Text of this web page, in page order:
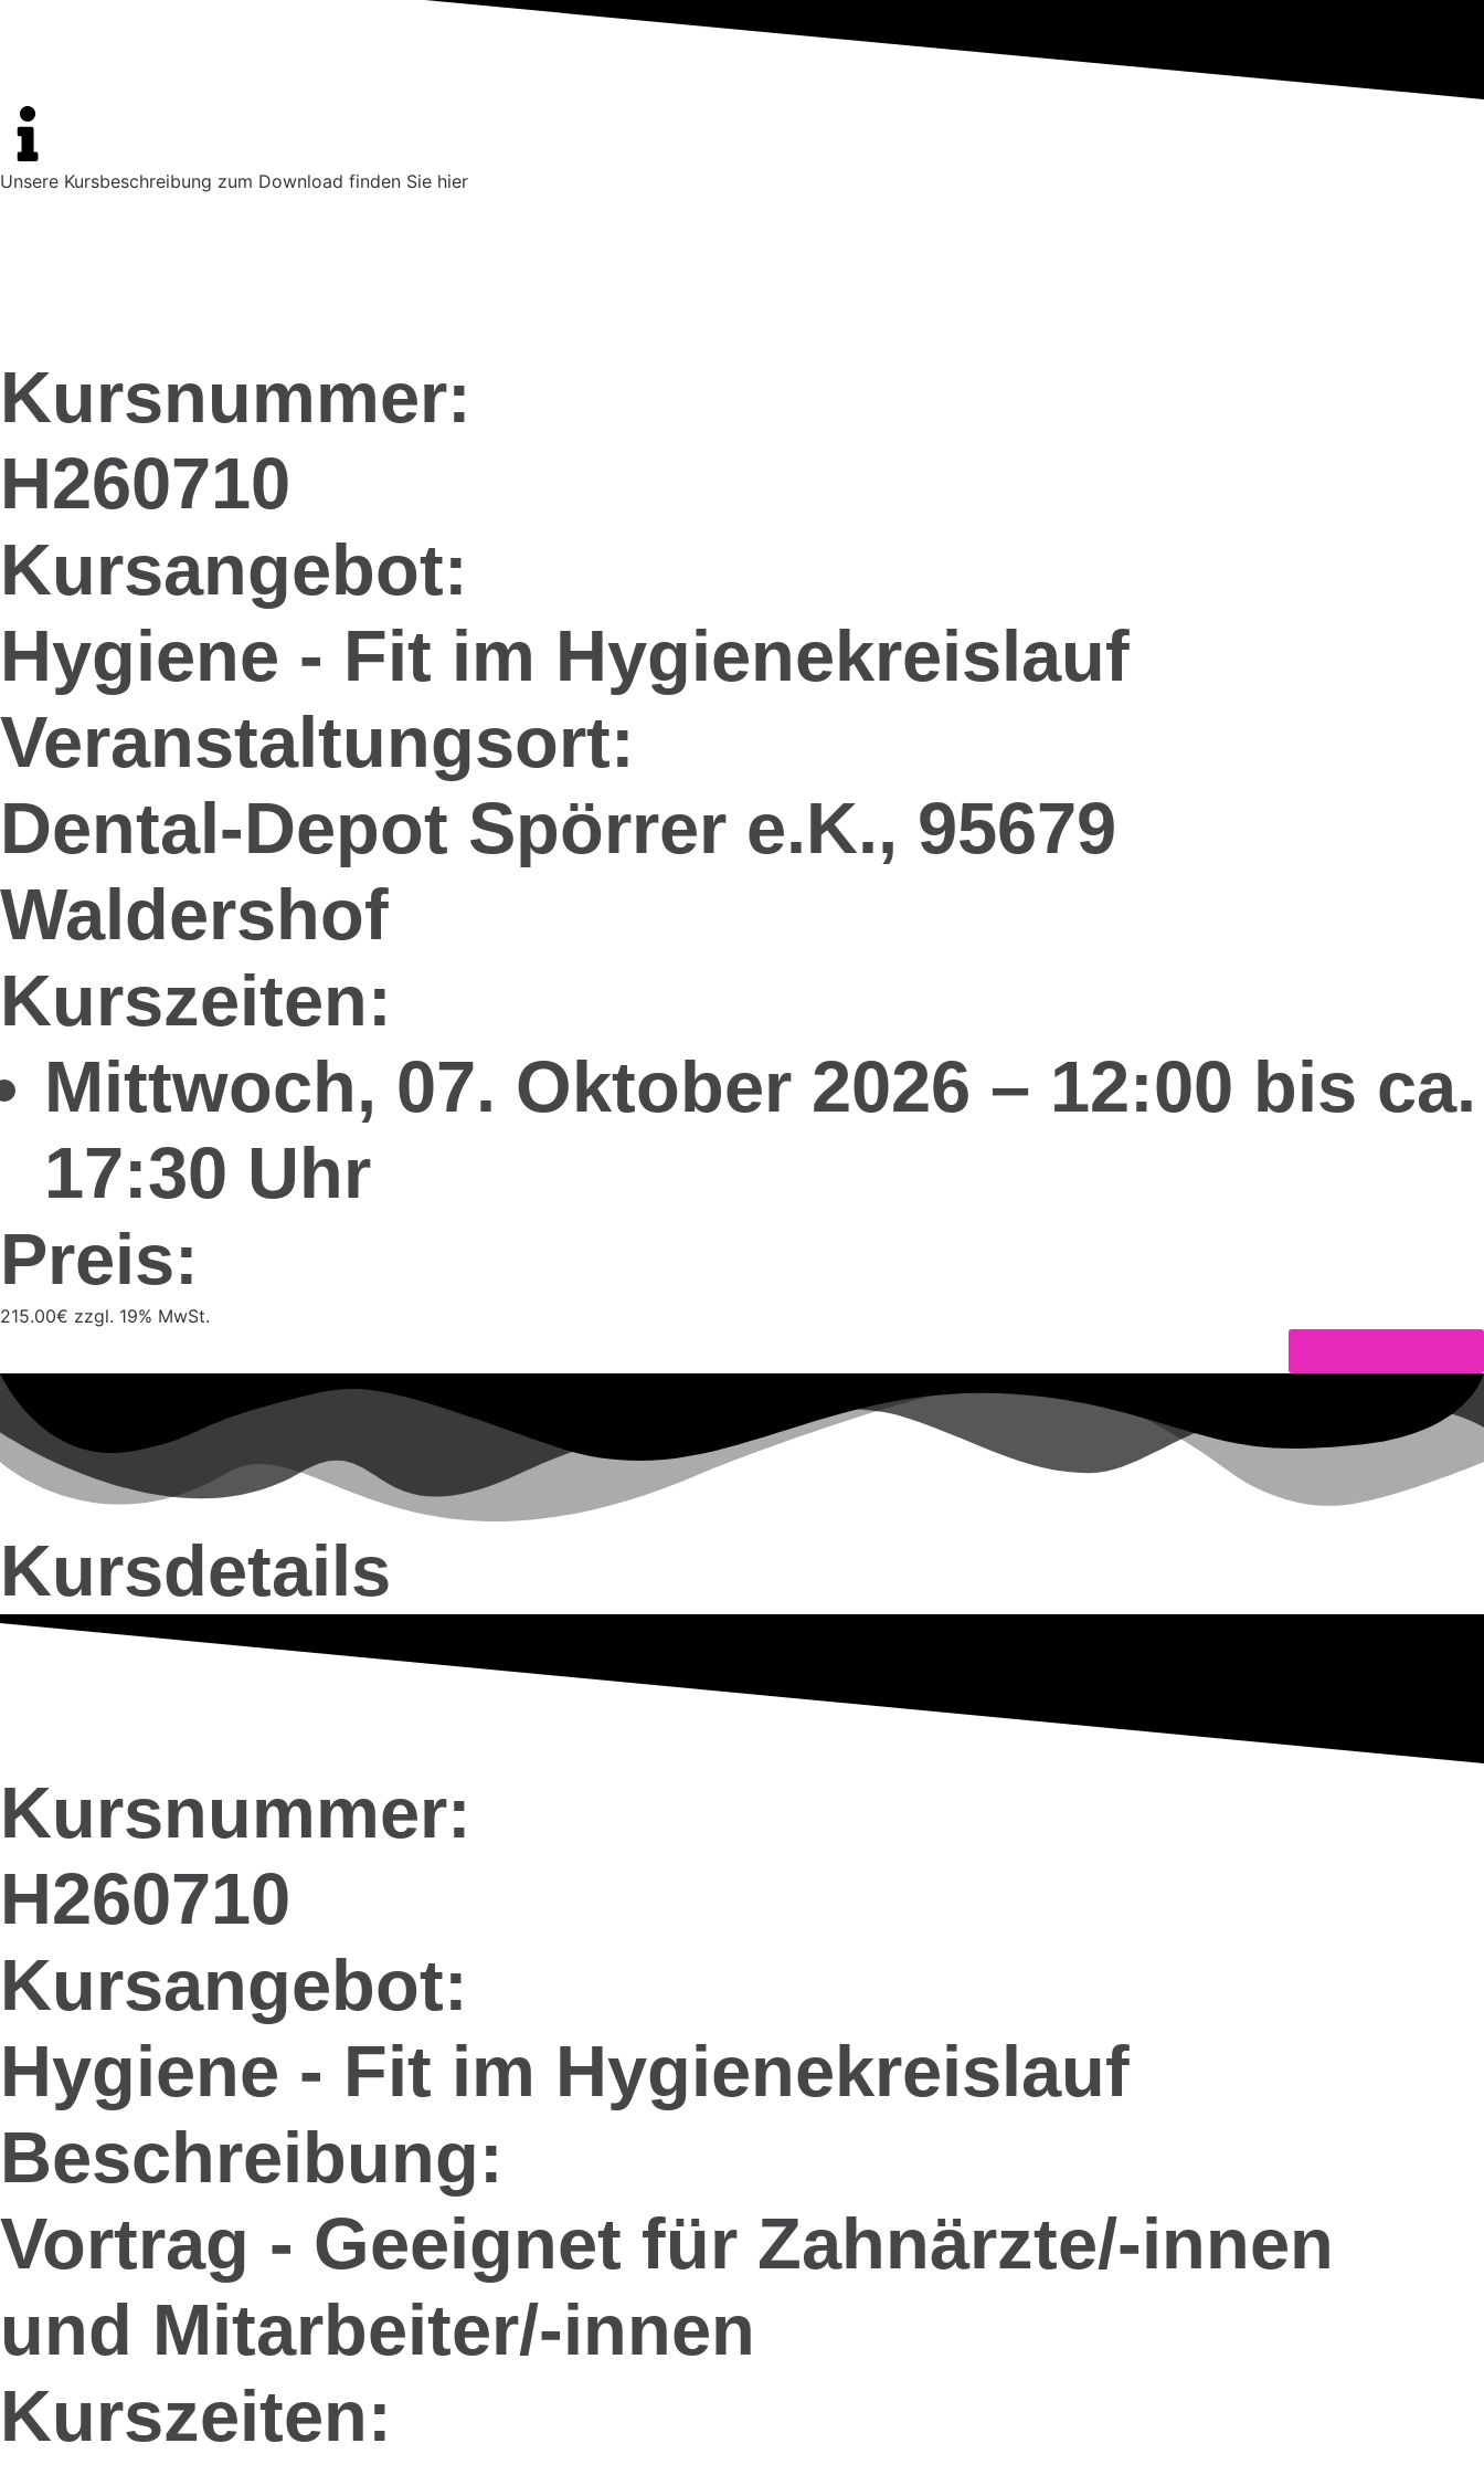
Unsere Kursbeschreibung zum Download finden Sie hier
Kursnummer:
H260710
Kursangebot:
Hygiene - Fit im Hygienekreislauf
Veranstaltungsort:
Dental-Depot Spörrer e.K., 95679
Waldershof
Kurszeiten:
Mittwoch, 07. Oktober 2026 – 12:00 bis ca.
17:30 Uhr
Preis:
215.00€ zzgl. 19% MwSt.
Kursdetails
Kursnummer:
H260710
Kursangebot:
Hygiene - Fit im Hygienekreislauf
Beschreibung:
Vortrag - Geeignet für Zahnärzte/-innen
und Mitarbeiter/-innen
Kurszeiten: